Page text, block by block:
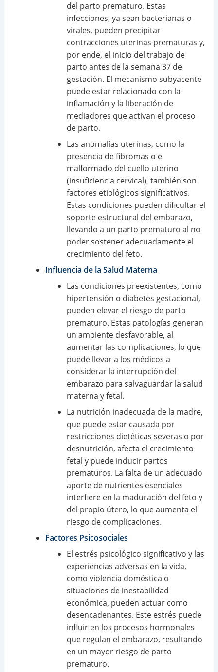
del parto prematuro. Estas
infecciones, ya sean bacterianas o
virales, pueden precipitar
contracciones uterinas prematuras y,
por ende, el inicio del trabajo de
parto antes de la semana 37 de
gestación. El mecanismo subyacente
puede estar relacionado con la
inflamación y la liberación de
mediadores que activan el proceso
de parto.
Las anomalías uterinas, como la
presencia de fibromas o el
malformado del cuello uterino
(insuficiencia cervical), también son
factores etiológicos significativos.
Estas condiciones pueden dificultar el
soporte estructural del embarazo,
llevando a un parto prematuro al no
poder sostener adecuadamente el
crecimiento del feto.
Influencia de la Salud Materna
Las condiciones preexistentes, como
hipertensión o diabetes gestacional,
pueden elevar el riesgo de parto
prematuro. Estas patologías generan
un ambiente desfavorable, al
aumentar las complicaciones, lo que
puede llevar a los médicos a
considerar la interrupción del
embarazo para salvaguardar la salud
materna y fetal.
La nutrición inadecuada de la madre,
que puede estar causada por
restricciones dietéticas severas o por
desnutrición, afecta el crecimiento
fetal y puede inducir partos
prematuros. La falta de un adecuado
aporte de nutrientes esenciales
interfiere en la maduración del feto y
del propio útero, lo que aumenta el
riesgo de complicaciones.
Factores Psicosociales
El estrés psicológico significativo y las
experiencias adversas en la vida,
como violencia doméstica o
situaciones de inestabilidad
económica, pueden actuar como
desencadenantes. Este estrés puede
influir en los procesos hormonales
que regulan el embarazo, resultando
en un mayor riesgo de parto
prematuro.